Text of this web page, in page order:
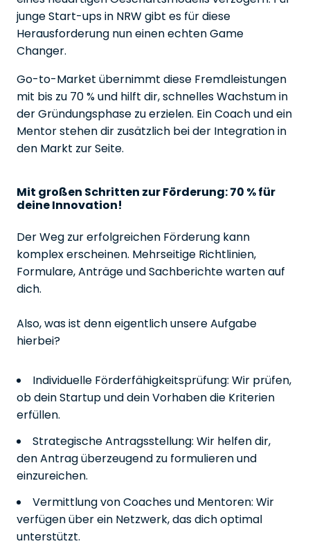
junge Start-ups in NRW gibt es für diese
Herausforderung nun einen echten Game
Changer.
Go-to-Market übernimmt diese Fremdleistungen
mit bis zu 70 % und hilft dir, schnelles Wachstum in
der Gründungsphase zu erzielen. Ein Coach und ein
Mentor stehen dir zusätzlich bei der Integration in
den Markt zur Seite.
Mit großen Schritten zur Förderung: 70 % für
deine Innovation!
Der Weg zur erfolgreichen Förderung kann
komplex erscheinen. Mehrseitige Richtlinien,
Formulare, Anträge und Sachberichte warten auf
dich.
Also, was ist denn eigentlich unsere Aufgabe
hierbei?
Individuelle Förderfähigkeitsprüfung: Wir prüfen,
ob dein Startup und dein Vorhaben die Kriterien
erfüllen.
Strategische Antragsstellung: Wir helfen dir,
den Antrag überzeugend zu formulieren und
einzureichen.
Vermittlung von Coaches und Mentoren: Wir
verfügen über ein Netzwerk, das dich optimal
unterstützt.